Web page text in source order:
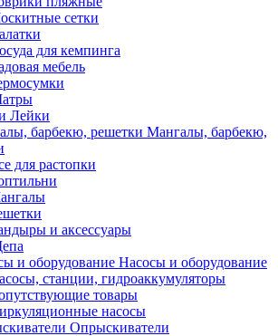
сетки
для кемпинга
мебель
Лейки
Мангалы, барбекю,
для растопки
и аксессуары
Насосы и оборудование
станции, гидроаккумуляторы
товары
насосы
Опрыскиватели